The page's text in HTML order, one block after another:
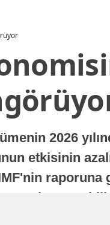
2026
etkisinin
raporuna
süreci